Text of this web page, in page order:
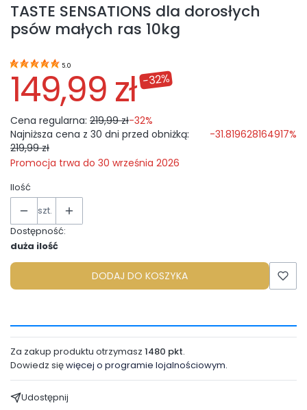
TASTE SENSATIONS dla dorosłych
psów małych ras 10kg
5.0
149,99 zł -32%
Cena regularna: 219,99 zł-32%
Najniższa cena z 30 dni przed obniżką:
219,99 zł
-31.819628164917%
Promocja trwa do 30 września 2026
Ilość
szt.
Dostępność:
duża ilość
DODAJ DO KOSZYKA
Za zakup produktu otrzymasz 1480 pkt.
Dowiedz sięwięcej o programie lojalnościowym.
Udostępnij